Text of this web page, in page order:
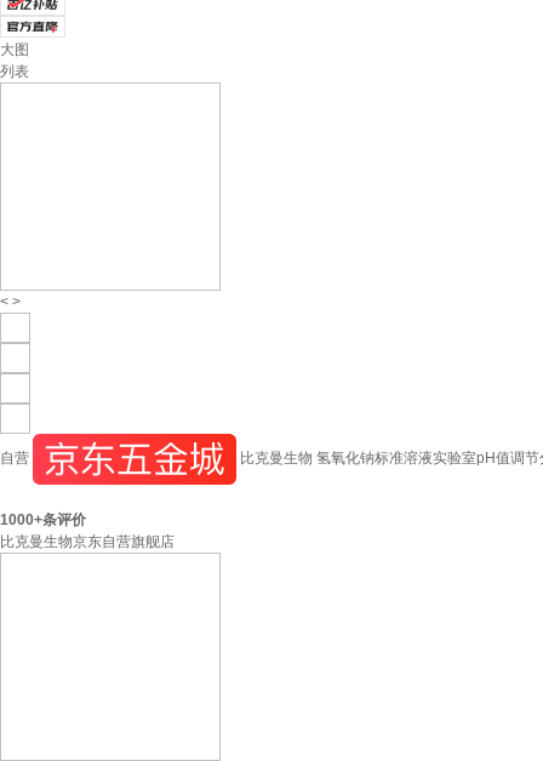
大图
列表
< >
自营 比克曼生物 氢氧化钠标准溶液实验室pH值调
1000+条评价
比克曼生物京东自营旗舰店